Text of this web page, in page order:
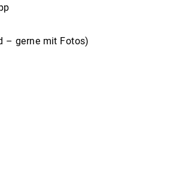
– gerne mit Fotos)